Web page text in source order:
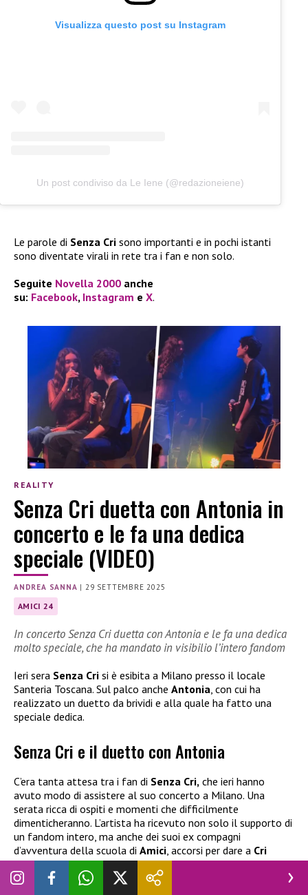
Visualizza questo post su Instagram
Un post condiviso da Le Iene (@redazioneiene)
Le parole di Senza Cri sono importanti e in pochi istanti
sono diventate virali in rete tra i fan e non solo.
Seguite Novella 2000 anche
su: Facebook, Instagram e X.
REALITY
Senza Cri duetta con Antonia in
concerto e le fa una dedica
speciale (VIDEO)
ANDREA SANNA |29 SETTEMBRE 2025
AMICI 24
In concerto Senza Cri duetta con Antonia e le fa una dedica
molto speciale, che ha mandato in visibilio l’intero fandom
Ieri sera Senza Cri si è esibita a Milano presso il locale
Santeria Toscana. Sul palco anche Antonia , con cui ha
realizzato un duetto da brividi e alla quale ha fatto una
speciale dedica.
Senza Cri e il duetto con Antonia
C’era tanta attesa tra i fan di Senza Cri, che ieri hanno
avuto modo di assistere al suo concerto a Milano. Una
serata ricca di ospiti e momenti che difficilmente
dimenticheranno. L’artista ha ricevuto non solo il supporto di
un fandom intero, ma anche dei suoi ex compagni
d’avventura della scuola di Amici, accorsi per dare a Cri
tutta la carica possibile per una serata così speciale.